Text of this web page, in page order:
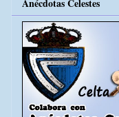
Anécdotas Celestes